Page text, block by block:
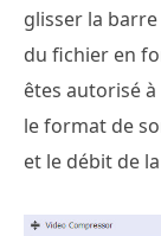
glisser la
du fichier en
êtes autorisé
le format de
et le débit de